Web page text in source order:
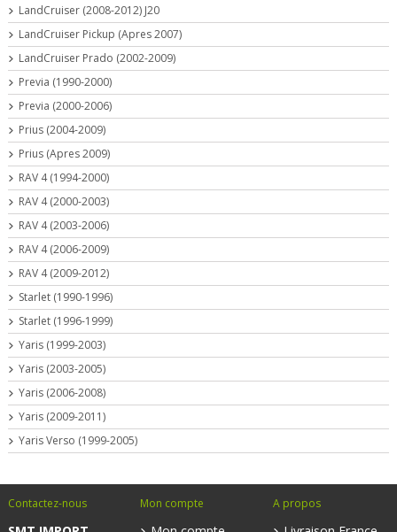
LandCruiser (2008-2012) J20
LandCruiser Pickup (Apres 2007)
LandCruiser Prado (2002-2009)
Previa (1990-2000)
Previa (2000-2006)
Prius (2004-2009)
Prius (Apres 2009)
RAV 4 (1994-2000)
RAV 4 (2000-2003)
RAV 4 (2003-2006)
RAV 4 (2006-2009)
RAV 4 (2009-2012)
Starlet (1990-1996)
Starlet (1996-1999)
Yaris (1999-2003)
Yaris (2003-2005)
Yaris (2006-2008)
Yaris (2009-2011)
Yaris Verso (1999-2005)
Contactez-nous Mon compte A propos